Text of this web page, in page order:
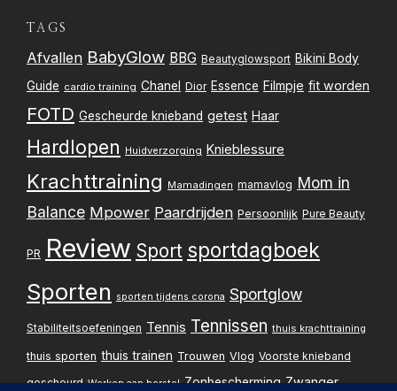
TAGS
Afvallen BabyGlow BBG Beautyglowsport Bikini Body
Guide cardio training Chanel Dior Essence Filmpje fit worden
FOTD Gescheurde knieband getest Haar
Hardlopen Huidverzorging Knieblessure
Krachttraining Mamadingen mamavlog Mom in
Balance Mpower Paardrijden Persoonlijk Pure Beauty
PR Review Sport sportdagboek
Sporten sporten tijdens corona Sportglow
Stabiliteitsoefeningen Tennis Tennissen thuis krachttraining
thuis sporten thuis trainen Trouwen Vlog Voorste knieband
gescheurd Werken aan herstel Zonbescherming Zwanger